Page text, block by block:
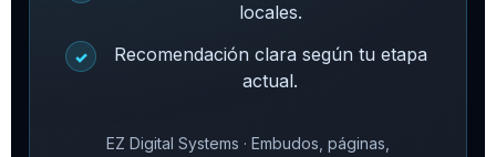
locales.
✓
Recomendación clara según tu etapa
actual.
EZ Digital Systems · Embudos, páginas,